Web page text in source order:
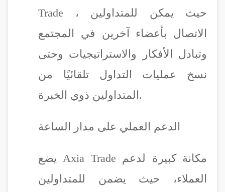
Trade ، حيث يمكن للمتداولين
الاتصال بأعضاء آخرين في المجتمع
وتبادل الأفكار والاستراتيجيات وحتى
نسخ عمليات التداول تلقائيًا من
المتداولين ذوي الخبرة.
الدعم العملي على مدار الساعة
يضع Axia Trade مكانة كبيرة لدعم
العملاء، حيث يضمن للمتداولين